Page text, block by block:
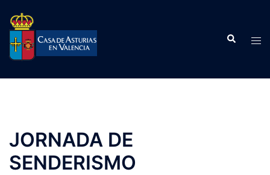
contenido
Buscar
JORNADA DE
SENDERISMO